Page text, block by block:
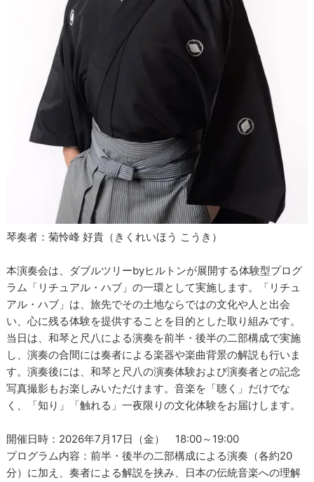
琴奏者：菊怜峰 好貴（きくれいほう こうき）
本演奏会は、ダブルツリーbyヒルトンが展開する体験型プログ
ラム「リチュアル・ハブ」の一環として実施します。「リチュ
アル・ハブ」は、旅先でその土地ならではの文化や人と出会
い、心に残る体験を提供することを目的とした取り組みです。
当日は、和琴と尺八による演奏を前半・後半の二部構成で実施
し、演奏の合間には奏者による楽器や楽曲背景の解説も行いま
す。演奏後には、和琴と尺八の演奏体験および演奏者との記念
写真撮影もお楽しみいただけます。音楽を「聴く」だけでな
く、「知り」「触れる」一夜限りの文化体験をお届けします。
開催日時：2026年7月17日（金） 18:00～19:00
プログラム内容：前半・後半の二部構成による演奏（各約20
分）に加え、奏者による解説を挟み、日本の伝統音楽への理解